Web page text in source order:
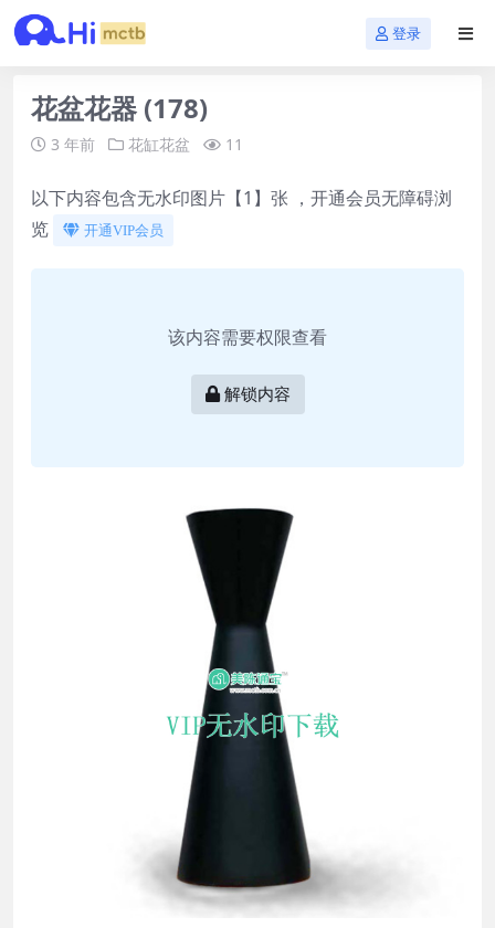
登录
花盆花器 (178)
3 年前 花缸花盆 11
以下内容包含无水印图片【1】张 ，开通会员无障碍浏
览
开通VIP会员
该内容需要权限查看
解锁内容